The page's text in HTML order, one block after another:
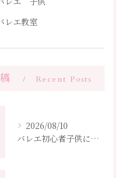
エ教室
Recent Posts
2026/08/10
バレエ初心者子供に最適な武庫之荘の教室選びと費用相場を徹底解説